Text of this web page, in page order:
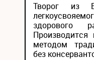
Творог из
здорового
Производится
методом
без